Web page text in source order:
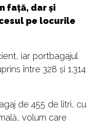
față, dar și
pe locurile
iar portbagajul
între 328 și 1.314
de 455 de litri, cu
volum care